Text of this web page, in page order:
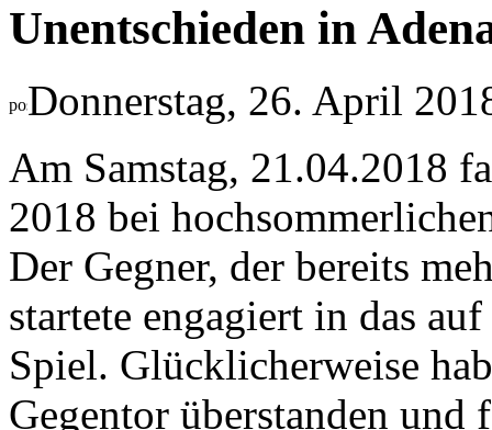
Unentschieden in
Donnerstag, 26. April
Am Samstag, 21.04.2018
2018 bei
Der Gegner, der bereits
startete engagiert in das
Spiel. Glücklicherweise
Gegentor überstanden und